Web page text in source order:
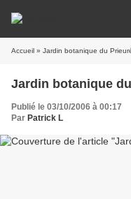
Accueil » Jardin botanique du
Jardin botanique
Publié le 03/10/2006 à 00:17
Par Patrick L